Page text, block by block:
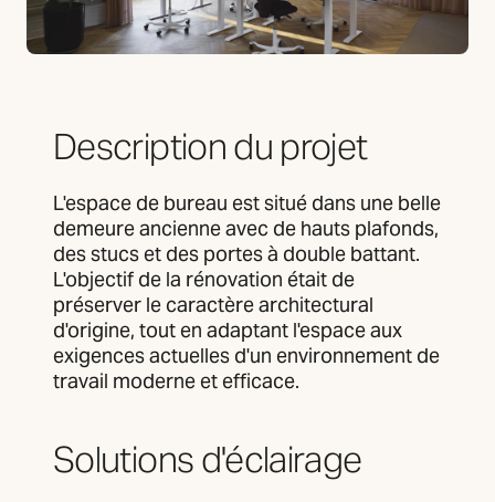
Description du projet
L'espace de bureau est situé dans une belle
demeure ancienne avec de hauts plafonds,
des stucs et des portes à double battant.
L'objectif de la rénovation était de
préserver le caractère architectural
d'origine, tout en adaptant l'espace aux
exigences actuelles d'un environnement de
travail moderne et efficace.
Solutions d'éclairage